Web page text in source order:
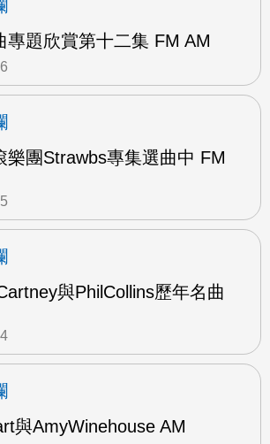
專題欣賞第十二集 FM AM
樂團Strawbs專集選曲中 FM
與PhilCollins歷年名曲
與AmyWinehouse AM